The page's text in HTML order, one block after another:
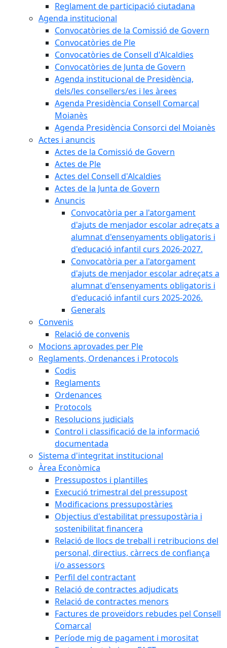
Reglament de participació ciutadana
Agenda institucional
Convocatòries de la Comissió de Govern
Convocatòries de Ple
Convocatòries de Consell d'Alcaldies
Convocatòries de Junta de Govern
Agenda institucional de Presidència,
dels/les consellers/es i les àrees
Agenda Presidència Consell Comarcal
Moianès
Agenda Presidència Consorci del Moianès
Actes i anuncis
Actes de la Comissió de Govern
Actes de Ple
Actes del Consell d'Alcaldies
Actes de la Junta de Govern
Anuncis
Convocatòria per a l'atorgament
d'ajuts de menjador escolar adreçats a
alumnat d'ensenyaments obligatoris i
d'educació infantil curs 2026-2027.
Convocatòria per a l'atorgament
d'ajuts de menjador escolar adreçats a
alumnat d'ensenyaments obligatoris i
d'educació infantil curs 2025-2026.
Generals
Convenis
Relació de convenis
Mocions aprovades per Ple
Reglaments, Ordenances i Protocols
Codis
Reglaments
Ordenances
Protocols
Resolucions judicials
Control i classificació de la informació
documentada
Sistema d'integritat institucional
Àrea Econòmica
Pressupostos i plantilles
Execució trimestral del pressupost
Modificacions pressupostàries
Objectius d'estabilitat pressupostària i
sostenibilitat financera
Relació de llocs de treball i retribucions del
personal, directius, càrrecs de confiança
i/o assessors
Perfil del contractant
Relació de contractes adjudicats
Relació de contractes menors
Factures de proveïdors rebudes pel Consell
Comarcal
Període mig de pagament i morositat